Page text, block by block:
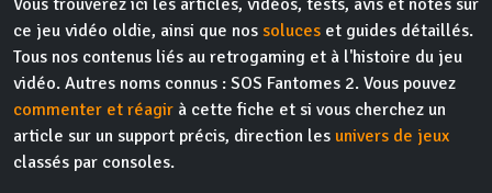
ce jeu vidéo oldie, ainsi que nos soluces et guides détaillés.
Tous nos contenus liés au retrogaming et à l'histoire du jeu
vidéo. Autres noms connus : SOS Fantomes 2. Vous pouvez
commenter et réagir à cette fiche et si vous cherchez un
article sur un support précis, direction les univers de jeux
classés par consoles.